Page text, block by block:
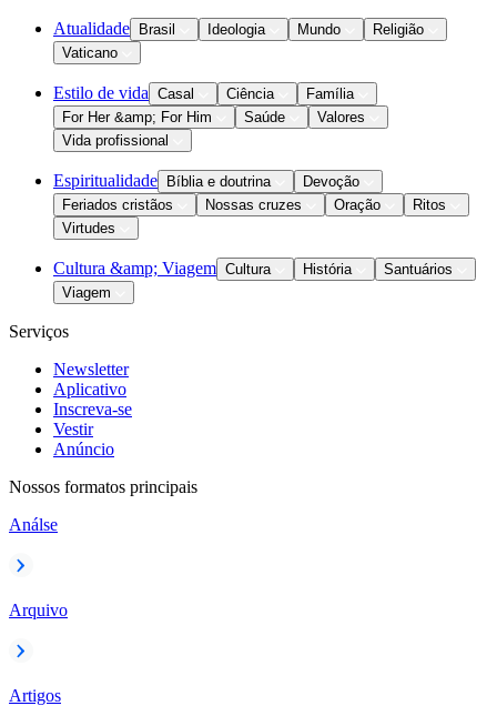
Atualidade Brasil Ideologia Mundo
Religião
Vaticano
Estilo de vida Casal Ciência
Família
For Her &amp; For Him
Saúde
Valores
Vida profissional
Espiritualidade Bíblia e doutrina
Devoção
Feriados cristãos
Nossas cruzes Oração
Ritos
Virtudes
Cultura &amp; Viagem Cultura História
Santuários
Viagem
Serviços
Newsletter
Aplicativo
Inscreva-se
Vestir
Anúncio
Nossos formatos principais
Análse
Arquivo
Artigos